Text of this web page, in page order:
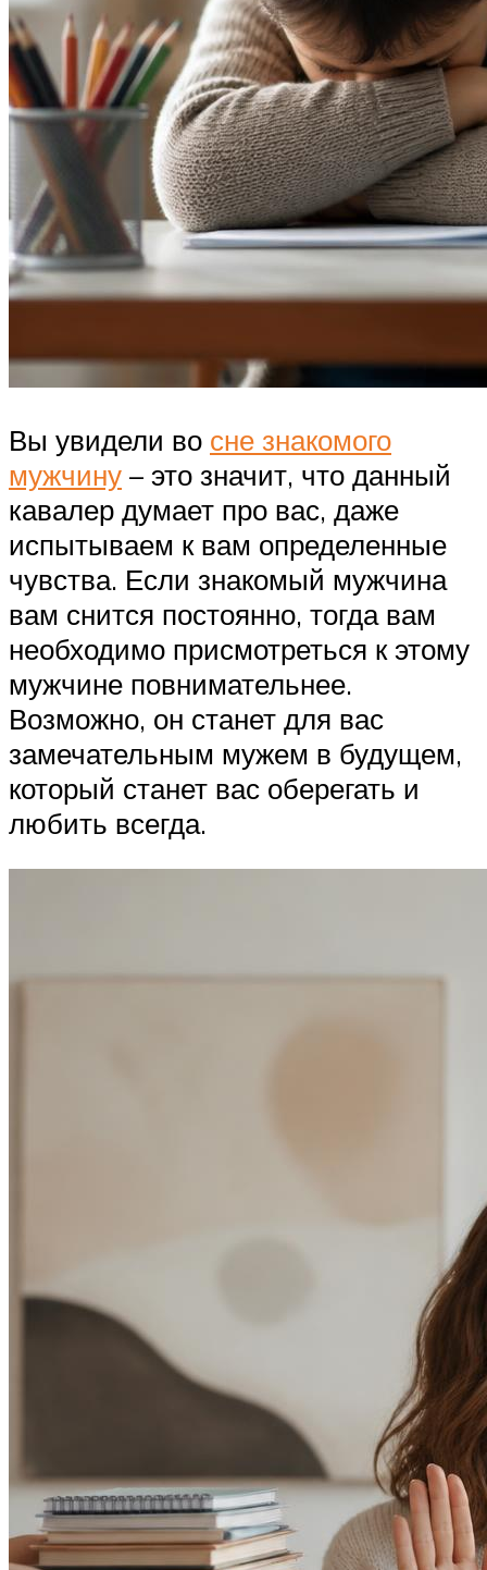
Вы увидели во сне знакомого
мужчину – это значит, что данный
кавалер думает про вас, даже
испытываем к вам определенные
чувства. Если знакомый мужчина
вам снится постоянно, тогда вам
необходимо присмотреться к этому
мужчине повнимательнее.
Возможно, он станет для вас
замечательным мужем в будущем,
который станет вас оберегать и
любить всегда.